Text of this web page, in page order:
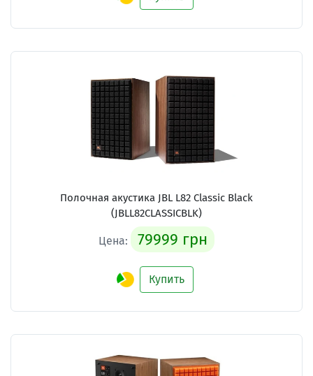
Полочная акустика JBL L82 Classic Black
(JBLL82CLASSICBLK)
Цена: 79999 грн
Купить